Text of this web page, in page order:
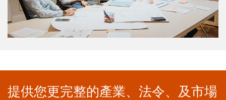
提供您更完整的產業、法令、及市場